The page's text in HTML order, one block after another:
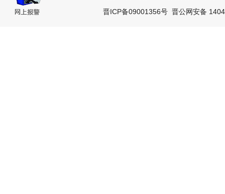
晋ICP备09001356号 晋公网安备